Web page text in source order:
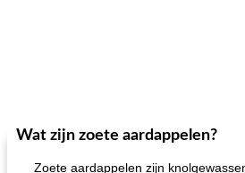
Wat zijn zoete aardappelen?
Zoete aardappelen zijn